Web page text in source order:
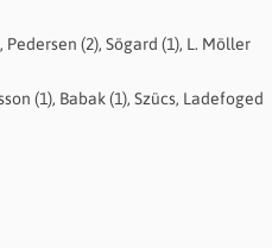
Pedersen (2), Sögard (1), L. Möller
(1), Babak (1), Szücs, Ladefoged